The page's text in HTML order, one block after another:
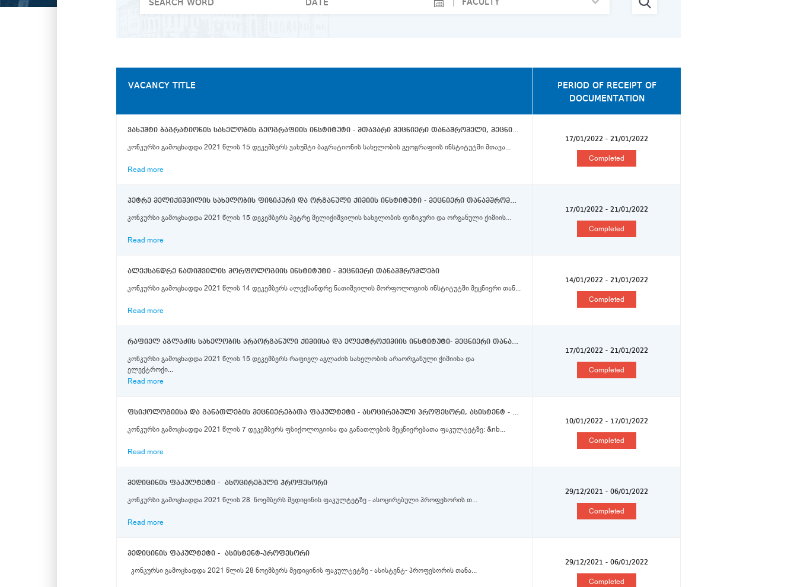
VACANCY TITLE
PERIOD OF RECEIPT OF
DOCUMENTATION
ვახუშტი ბაგრატიონის სახელობის გეოგრაფიის ინსტიტუტი - მთავარი მეცნიერი თანაშრომელი, მეცნიერი თანამშრომლები
კონკურსი გამოცხადდა 2021 წლის 15 დეკემბერს ვახუშტი ბაგრატიონის სახელობის გეოგრაფიის ინსტიტუტში მთავა...
Read more
17/01/2022 - 21/01/2022
Completed
პეტრე მელიქიშვილის სახელობის ფიზიკური და ორგანული ქიმიის ინსტიტუტი - მეცნიერი თანამშრომლები
კონკურსი გამოცხადდა 2021 წლის 15 დეკემბერს პეტრე მელიქიშვილის სახელობის ფიზიკური და ორგანული ქიმიის...
Read more
17/01/2022 - 21/01/2022
Completed
ალექსანდრე ნათიშვილის მორფოლოგიის ინსტიტუტი - მეცნიერი თანამშრომლები
კონკურსი გამოცხადდა 2021 წლის 14 დეკემბერს ალექსანდრე ნათიშვილის მორფოლოგიის ინსტიტუტში მეცნიერი თან...
Read more
14/01/2022 - 21/01/2022
Completed
რაფიელ აგლაძის სახელობის არაორგანული ქიმიისა და ელექტროქიმიის ინსტიტუტი- მეცნიერი თანამშრომლები
კონკურსი გამოცხადდა 2021 წლის 15 დეკემბერს რაფიელ აგლაძის სახელობის არაორგანული ქიმიისა და
ელექტროქი...
Read more
17/01/2022 - 21/01/2022
Completed
ფსიქოლოგიისა და განათლების მეცნიერებათა ფაკულტეტი - ასოცირებული პროფესორი, ასისტენტ - პროფესორი
კონკურსი გამოცხადდა 2021 წლის 7 დეკემბერს ფსიქოლოგიისა და განათლების მეცნიერებათა ფაკულტეტზე: &nb...
Read more
10/01/2022 - 17/01/2022
Completed
მედიცინის ფაკულტეტი - ასოცირებული პროფესორი
კონკურსი გამოცხადდა 2021 წლის 28 ნოემბერს მედიცინის ფაკულტეტზე - ასოცირებული პროფესორის თ...
Read more
29/12/2021 - 06/01/2022
Completed
მედიცინის ფაკულტეტი - ასისტენტ-პროფესორი
კონკურსი გამოცხადდა 2021 წლის 28 ნოემბერს მედიცინის ფაკულტეტზე - ასისტენტ- პროფესორის თანა...
29/12/2021 - 06/01/2022
Completed